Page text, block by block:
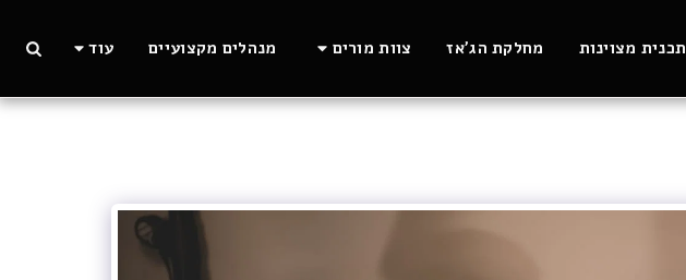
תכנית מצוינות מחלקת הג'אז צוות מורים מנהלים מקצועיים עוד